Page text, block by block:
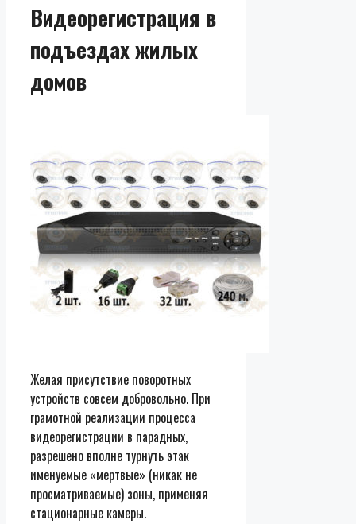
Видеорегистрация в
подъездах жилых
домов
Желая присутствие поворотных
устройств совсем добровольно. При
грамотной реализации процесса
видеорегистрации в парадных,
разрешено вполне турнуть этак
именуемые «мертвые» (никак не
просматриваемые) зоны, применяя
стационарные камеры.